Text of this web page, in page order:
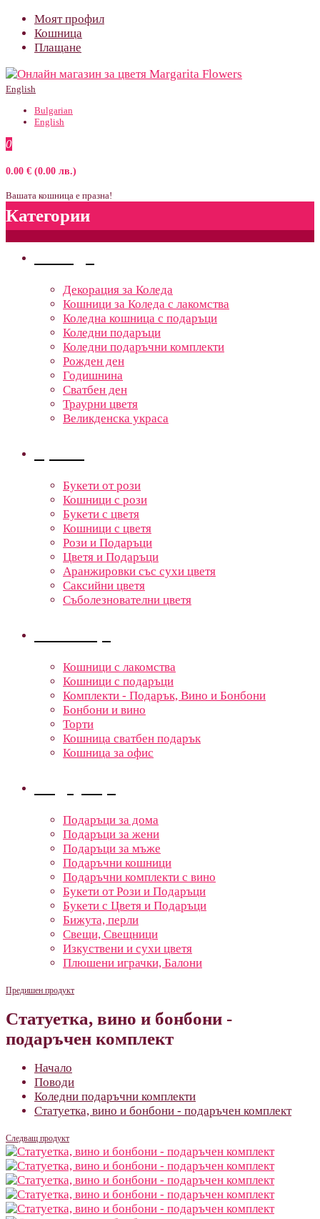
Моят профил
Кошница
Плащане
English
Bulgarian
English
0
0.00 € (0.00 лв.)
Вашата кошница е празна!
Категории
Декорация за Коледа
Кошници за Коледа с лакомства
Коледна кошница с подаръци
Коледни подаръци
Коледни подаръчни комплекти
Рожден ден
Годишнина
Сватбен ден
Траурни цветя
Великденска украса
Букети от рози
Кошници с рози
Букети с цветя
Кошници с цветя
Рози и Подаръци
Цветя и Подаръци
Аранжировки със сухи цветя
Саксийни цветя
Съболезнователни цветя
Кошници с лакомства
Кошници с подаръци
Комплекти - Подарък, Вино и Бонбони
Бонбони и вино
Торти
Кошница сватбен подарък
Кошница за офис
Подаръци за дома
Подаръци за жени
Подаръци за мъже
Подаръчни кошници
Подаръчни комплекти с вино
Букети от Рози и Подаръци
Букети с Цветя и Подаръци
Бижута, перли
Свещи, Свещници
Изкуствени и сухи цветя
Плюшени играчки, Балони
Предишен продукт
Статуетка, вино и бонбони -
подаръчен комплект
Начало
Поводи
Коледни подаръчни комплекти
Статуетка, вино и бонбони - подаръчен комплект
Следващ продукт